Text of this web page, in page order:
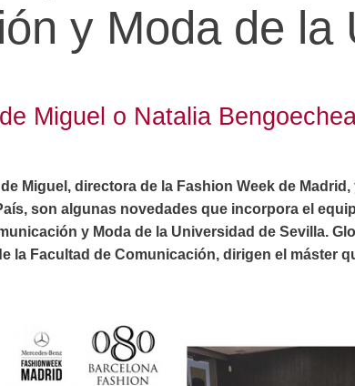
y Moda de la
Miguel o Natalia
Miguel, directora de la Fashion Week de
son algunas novedades que incorpora el
y Moda de la Universidad de Sevilla.
la Facultad de Comunicación, dirigen el máster